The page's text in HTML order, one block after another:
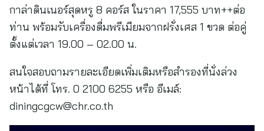
กาล่าดินเนอร์สุดหรู 8 คอร์ส ในราคา 17,555 บาท++ต่อ
ท่าน พร้อมรับเครื่องดื่มพรีเมียมจากฝรั่งเศส 1 ขวด ต่อคู่
ตั้งแต่เวลา 19.00 – 02.00 น.
สนใจสอบถามรายละเอียดเพิ่มเติมหรือสำรองที่นั่งล่วง
หน้าได้ที่ โทร. 0 2100 6255 หรือ อีเมล์:
diningcgcw@chr.co.th